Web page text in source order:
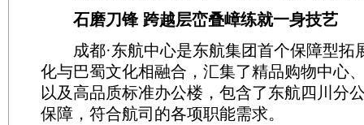
石磨刀锋 跨越层峦叠嶂练就一身技艺
成都·东航中心是东航集团首个保障型拓
化与巴蜀文化相融合，汇集了精品购物中心
以及高品质标准办公楼，包含了东航四川分
保障，符合航司的各项职能需求。